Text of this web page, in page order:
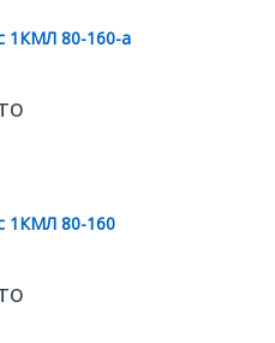
1КМЛ 80-160-а
1КМЛ 80-160